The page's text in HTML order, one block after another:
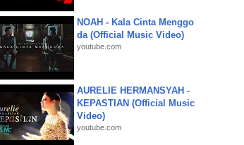
NOAH - Kala Cinta Menggo
da (Official Music Video)
youtube.com
AURELIE HERMANSYAH -
KEPASTIAN (Official Music
Video)
youtube.com